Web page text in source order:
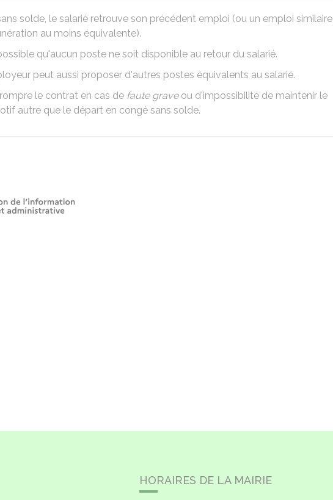
solde, le salarié retrouve son précédent emploi (ou un emploi similaire
au moins équivalente).
qu'aucun poste ne soit disponible au retour du salarié.
peut aussi proposer d'autres postes équivalents au salarié.
le contrat en cas de faute graveou d'impossibilité de maintenir le
autre que le départ en congé sans solde.
HORAIRES DE LA MAIRIE